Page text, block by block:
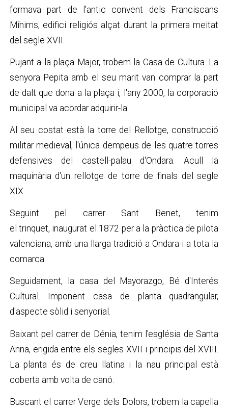
formava part de l'antic convent dels Franciscans
Mínims, edifici religiós alçat durant la primera meitat
del segle XVII.
Pujant a la plaça Major, trobem la Casa de Cultura. La
senyora Pepita amb el seu marit van comprar la part
de dalt que dona a la plaça i, l'any 2000, la corporació
municipal va acordar adquirir-la.
Al seu costat està la torre del Rellotge, construcció
militar medieval, l'única dempeus de les quatre torres
defensives del castell-palau d'Ondara. Acull la
maquinària d'un rellotge de torre de finals del segle
XIX.
Seguint pel carrer Sant Benet, tenim
el trinquet, inaugurat el 1872 per a la pràctica de pilota
valenciana, amb una llarga tradició a Ondara i a tota la
comarca.
Seguidament, la casa del Mayorazgo, Bé d'Interés
Cultural. Imponent casa de planta quadrangular,
d'aspecte sòlid i senyorial.
Baixant pel carrer de Dénia, tenim l'església de Santa
Anna, erigida entre els segles XVII i principis del XVIII.
La planta és de creu llatina i la nau principal està
coberta amb volta de canó.
Buscant el carrer Verge dels Dolors, trobem la capella